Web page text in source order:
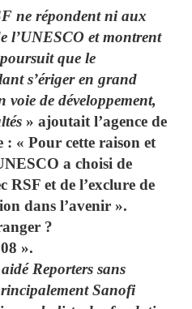
ne répondent ni aux
l’UNESCO et montrent
que le
s’ériger en grand
de développement,
» ajoutait l’agence de
: « Pour cette raison et
a choisi de
RSF et de l’exclure de
dans l’avenir ».
?
».
Reporters sans
Sanofi